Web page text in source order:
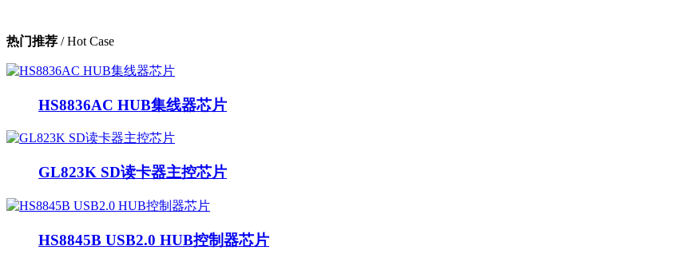
热门推荐 / Hot Case
HS8836AC HUB集线器芯片
GL823K SD读卡器主控芯片
HS8845B USB2.0 HUB控制器芯片